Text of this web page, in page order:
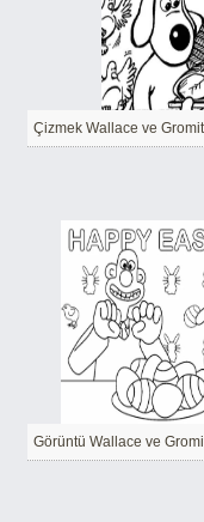
Çizmek Wallace ve
Görüntü Wallace ve